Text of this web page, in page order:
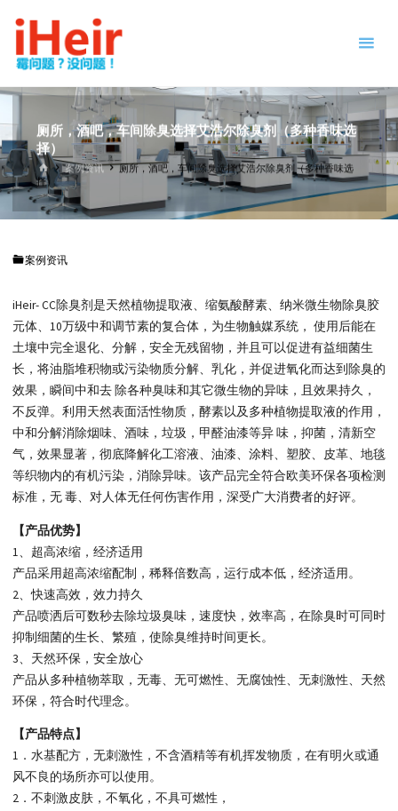
容。
抗
剂
|
燥
剂
片
-
IHEIR
防霉
抗菌
供应
厕所，酒吧，车间除臭选择艾浩尔除臭剂（多种香味选
择）
首
页
案例资讯
厕所，酒吧，车间除臭选择艾浩尔除臭剂（多种香味选
择）
案例资讯
iHeir- CC除臭剂是天然植物提取液、缩氨酸酵素、纳米微生物除臭胶
元体、10万级中和调节素的复合体，为生物触媒系统， 使用后能在
土壤中完全退化、分解，安全无残留物，并且可以促进有益细菌生
长，将油脂堆积物或污染物质分解、乳化，并促进氧化而达到除臭的
效果，瞬间中和去 除各种臭味和其它微生物的异味，且效果持久，
不反弹。利用天然表面活性物质，酵素以及多种植物提取液的作用，
中和分解消除烟味、酒味，垃圾，甲醛油漆等异 味，抑菌，清新空
气，效果显著，彻底降解化工溶液、油漆、涂料、塑胶、皮革、地毯
等织物内的有机污染，消除异味。该产品完全符合欧美环保各项检测
标准，无 毒、对人体无任何伤害作用，深受广大消费者的好评。
【产品优势】
1、超高浓缩，经济适用
产品采用超高浓缩配制，稀释倍数高，运行成本低，经济适用。
2、快速高效，效力持久
产品喷洒后可数秒去除垃圾臭味，速度快，效率高，在除臭时可同时
抑制细菌的生长、繁殖，使除臭维持时间更长。
3、天然环保，安全放心
产品从多种植物萃取，无毒、无可燃性、无腐蚀性、无刺激性、天然
环保，符合时代理念。
【产品特点】
1．水基配方，无刺激性，不含酒精等有机挥发物质，在有明火或通
风不良的场所亦可以使用。
2．不刺激皮肤，不氧化，不具可燃性，